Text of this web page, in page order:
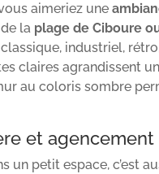
aimeriez une
la plage de Ciboure
industriel,
claires agrandissent
au coloris sombre
et agencement
un petit espace, c’est